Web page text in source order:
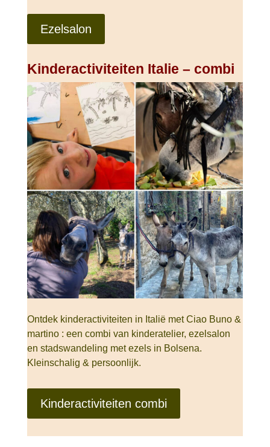
Ezelsalon
Kinderactiviteiten Italie – combi
Ontdek kinderactiviteiten in Italië met Ciao Buno &
martino : een combi van kinderatelier, ezelsalon
en stadswandeling met ezels in Bolsena.
Kleinschalig & persoonlijk.
Kinderactiviteiten combi